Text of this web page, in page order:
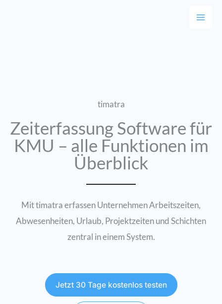
timatra
Zeiterfassung Software für
KMU – alle Funktionen im
Überblick
Mit timatra erfassen Unternehmen Arbeitszeiten,
Abwesenheiten, Urlaub, Projektzeiten und Schichten
zentral in einem System.
Jetzt 30 Tage kostenlos testen